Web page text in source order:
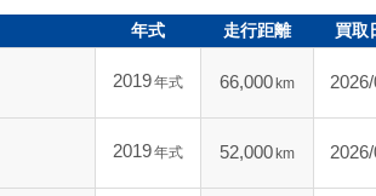
年式 走行距離 買取
2019年式 66,000 km
2019年式 52,000 km